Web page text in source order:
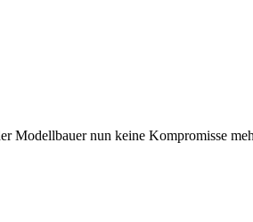
Modellbauer nun keine Kompromisse